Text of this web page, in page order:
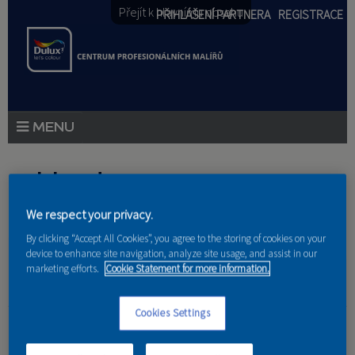
Přejít k hlavnímu obsahu
PŘIHLÁŠENÍ PARTNERA REGISTRACE
PORADENSTVÍ
AKCE A NOVINKY
PARTNEŘI
Jste zde
Domů»Partneri
Nikola Netušilová
We respect your privacy.
By clicking “Accept All Cookies”, you agree to the storing of cookies on your
device to enhance site navigation, analyze site usage, and assist in our
marketing efforts. Cookie Statement for more information.
Cookies Settings